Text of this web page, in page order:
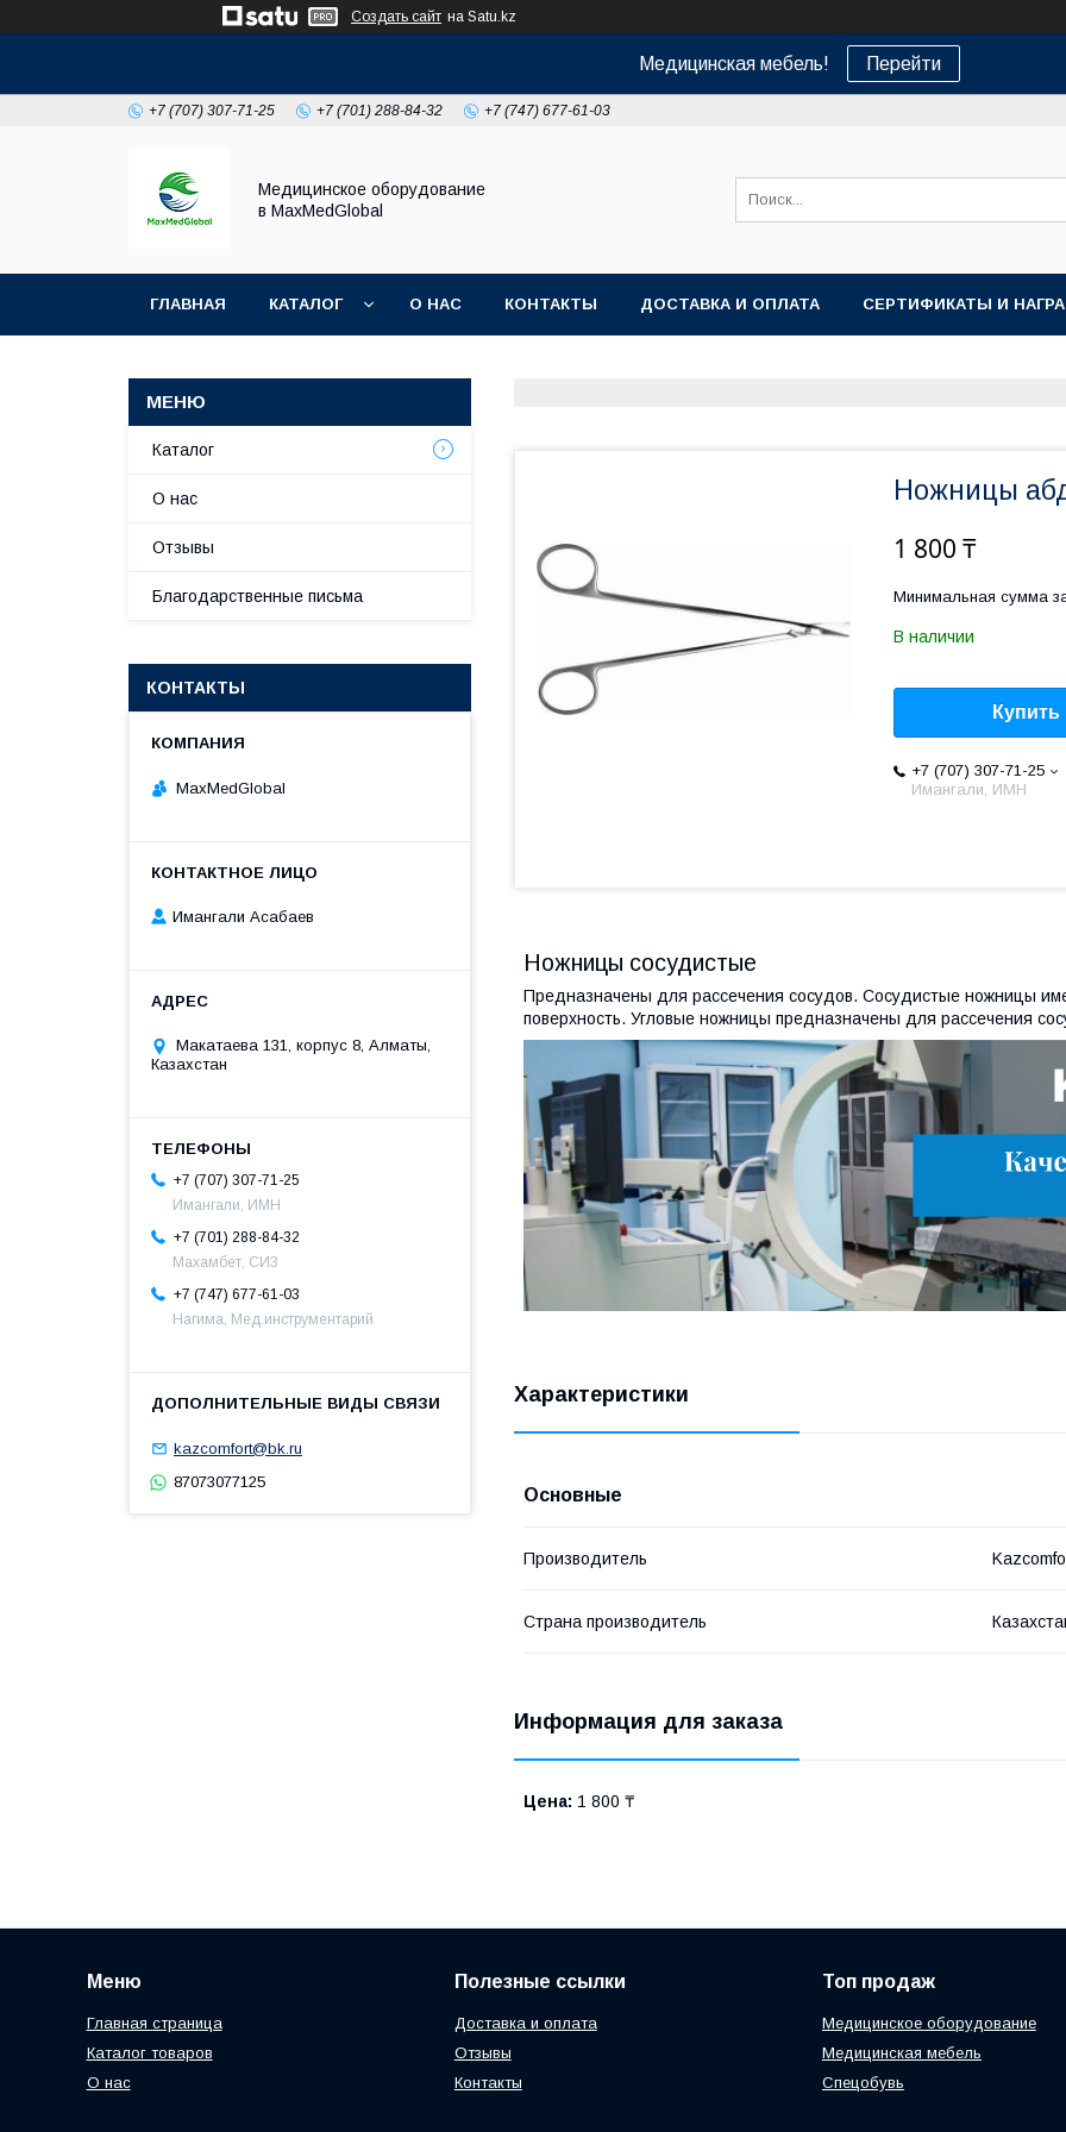
Создать сайт на Satu.kz
Медицинская мебель! Перейти
+7 (707) 307-71-25 +7 (701) 288-84-32 +7 (747) 677-61-03
Медицинское оборудование
в MaxMedGlobal
ГЛАВНАЯ КАТАЛОГ О НАС КОНТАКТЫ ДОСТАВКА И ОПЛАТА СЕРТИФИКАТЫ И
Ножницы
1 800 ₸
Минимальная сумма
В наличии
Купить
+7 (707) 307-71-25
Имангали, ИМН
Ножницы сосудистые
Предназначены для рассечения сосудов. Сосудистые ножницы
поверхность. Угловые ножницы предназначены для рассечения
Характеристики
Основные
Производитель
Страна производитель
Информация для заказа
Цена: 1 800 ₸
Каталог
О нас
Отзывы
Благодарственные письма
КОНТАКТЫ
MaxMedGlobal
Имангали Асабаев
Макатаева 131, корпус 8, Алматы,
Казахстан
+7 (707) 307-71-25
Имангали, ИМН
+7 (701) 288-84-32
Махамбет, СИЗ
+7 (747) 677-61-03
Нагима, Мед.инструментарий
kazcomfort@bk.ru
87073077125
Меню
Главная страница
Каталог товаров
О нас
Полезные ссылки
Доставка и оплата
Отзывы
Контакты
Топ продаж
Медицинское оборудование
Медицинская мебель
Спецобувь